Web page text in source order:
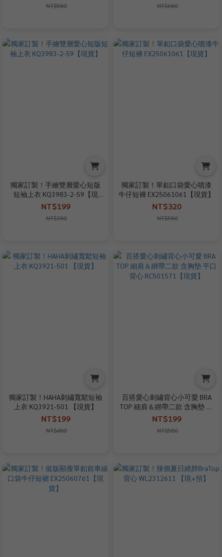
NT$580 NT$680
獨家訂製！手繪雙層愛心短版
短袖上衣 KQ3983-2-59【現
貨】
NT$199
NT$380
獨家訂製！單釦口袋愛心噴漆
牛仔短褲 EX25061061【現貨】
NT$320
NT$580
獨家訂製！HAHA刺繡寬鬆短袖
上衣 KQ3921-501 【現貨】
NT$199
NT$480
百搭愛心刺繡背心小可愛 BRA
TOP 細肩＆綁帶二款 含胸墊 平
口背心 RC501571【現貨】
NT$199
NT$580